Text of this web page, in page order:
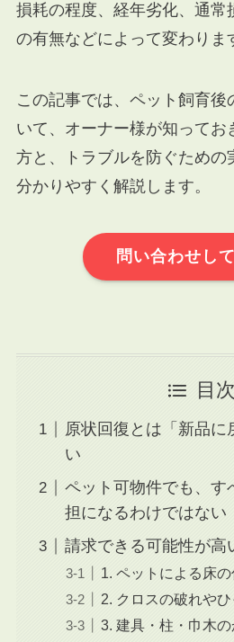
損耗の程度、経年劣化、通常
の有無などによって変わりま
この記事では、ペット飼育後
いて、オーナー様が知ってお
方と、トラブルを防ぐための
分かりやすく解説します。
問い合わせし
目次
原状回復とは「新品に
い
ペット可物件でも、す
担になるわけではない
請求できる可能性が高
1. ペットによる床
2. クロスの破れや
3. 建具・柱・巾木